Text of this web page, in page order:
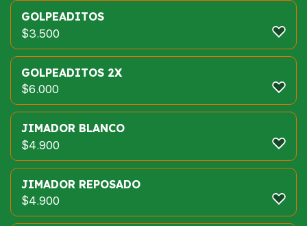
GOLPEADITOS
$3.500
GOLPEADITOS 2X
$6.000
JIMADOR BLANCO
$4.900
JIMADOR REPOSADO
$4.900